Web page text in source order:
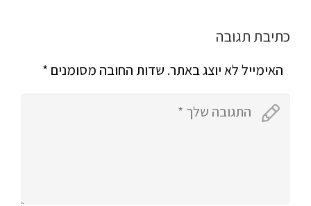
כתיבת תגובה
האימייל לא יוצג באתר. שדות החובה מסומנים *